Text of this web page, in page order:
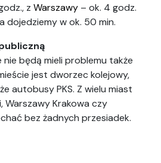
z Warszawy – ok. 4 godz.
dojedziemy w ok. 50 min.
będą mieli problemu także
jest dworzec kolejowy,
autobusy PKS. Z wielu miast
Warszawy Krakowa czy
bez żadnych przesiadek.